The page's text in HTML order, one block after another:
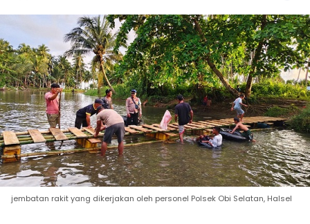
jembatan rakit yang dikerjakan oleh personel Polsek Obi Selatan, Halsel